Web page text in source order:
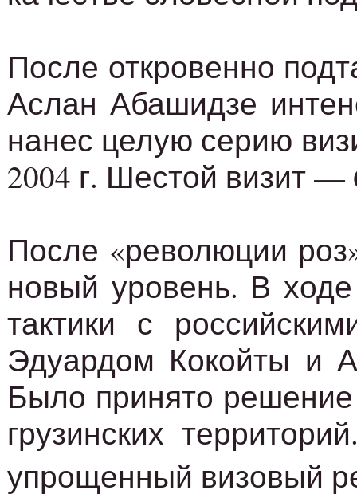
После откровенно
Аслан Абашидзе
нанес целую серию
2004 г. Шестой визит
После «революции
новый уровень. В
тактики с
Эдуардом Кокойты и
Было принято решение
грузинских
упрощенный визовый